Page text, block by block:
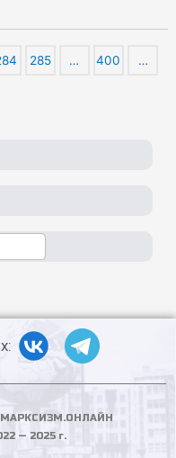
285 … 400 …
МАРКСИЗМ.ОНЛАЙН
— 2025 г.